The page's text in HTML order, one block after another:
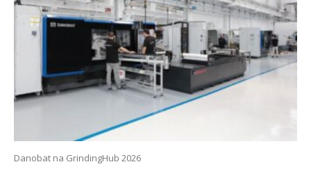
Danobat na GrindingHub 2026